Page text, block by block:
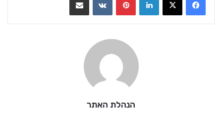
הנהלת האתר